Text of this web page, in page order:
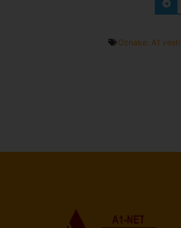
Oznake: A1 vesti